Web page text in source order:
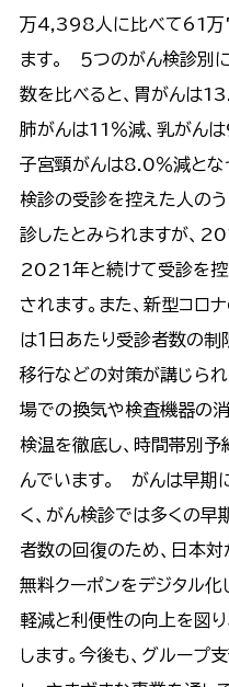
万4,398人に比べて61万
ます。 ５つのがん検診
数を比べると、胃がんは
肺がんは11％減、乳がん
子宮頸がんは8.0％減と
検診の受診を控えた人の
診したとみられますが、
2021年と続けて受診を控
されます。また、新型コロ
は１日あたり受診者数の
移行などの対策が講じら
場での換気や検査機器の消
検温を徹底し、時間帯別
んでいます。 がんは早期
く、がん検診では多くの早
者数の回復のため、日本対
無料クーポンをデジタル
軽減と利便性の向上を図り
します。今後も、グループ